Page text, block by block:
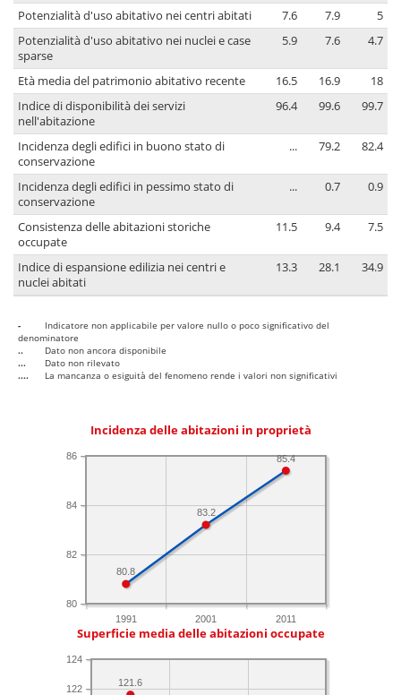
Potenzialità d'uso abitativo nei centri abitati
7.6 7.9
5
Potenzialità d'uso abitativo nei nuclei e case
sparse
5.9 7.6 4.7
Età media del patrimonio abitativo recente 16.5 16.9
18
Indice di disponibilità dei servizi
nell'abitazione
96.4 99.6 99.7
Incidenza degli edifici in buono stato di
conservazione
... 79.2 82.4
Incidenza degli edifici in pessimo stato di
conservazione
... 0.7 0.9
Consistenza delle abitazioni storiche
occupate
11.5 9.4 7.5
Indice di espansione edilizia nei centri e
nuclei abitati
13.3 28.1 34.9
-
Indicatore non applicabile per valore nullo o poco significativo del
denominatore
..
Dato non ancora disponibile
...
Dato non rilevato
....
La mancanza o esiguità del fenomeno rende i valori non significativi
Incidenza delle abitazioni in proprietà
1991 2001 2011
80
82
84
86 85.4
83.2
80.8
Superficie media delle abitazioni occupate
122
124
121.6